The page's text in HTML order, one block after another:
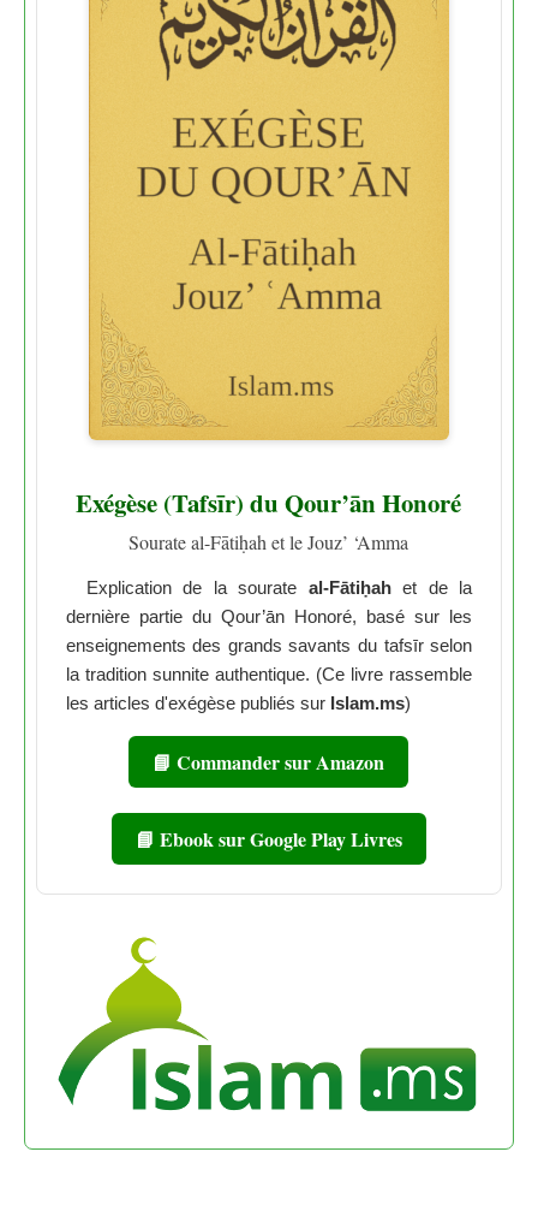
Exégèse (Tafsīr) du Qour’ān Honoré
Sourate al-Fātiḥah et le Jouz’ ‘Amma
Explication de la sourate al-Fātiḥahet de la
dernière partie du Qour’ān Honoré, basé sur les
enseignements des grands savants du tafsīr selon
la tradition sunnite authentique. (Ce livre rassemble
les articles d'exégèse publiés sur Islam.ms)
📘 Commander sur Amazon
📘 Ebook sur Google Play Livres